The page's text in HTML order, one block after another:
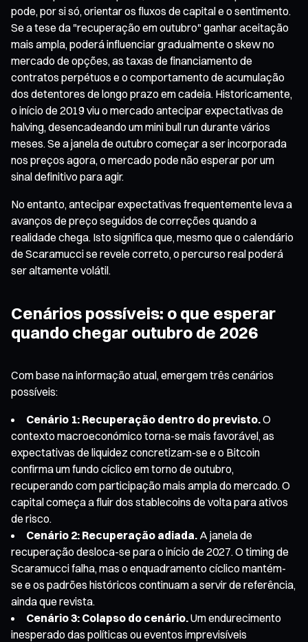
pode, por si só, orientar os fluxos de capital e o sentimento.
Se a tese da "recuperação em outubro" ganhar aceitação
mais ampla, poderá influenciar gradualmente o skew no
mercado de opções, as taxas de financiamento de
contratos perpétuos e o comportamento de acumulação
dos detentores de longo prazo em cadeia. Historicamente,
o início de 2019 viu o mercado antecipar expectativas de
halving, desencadeando um mini bull run durante vários
meses. Se a janela de outubro começar a ser incorporada
nos preços agora, o mercado pode não esperar por um
sinal definitivo para agir.
No entanto, antecipar expectativas frequentemente leva a
avanços de preço seguidos de correções quando a
realidade chega. Isto significa que, mesmo que o calendário
de Scaramucci se revele correto, o percurso real poderá
ser altamente volátil.
Cenários possíveis: o que esperar
quando chegar outubro de 2026
Com base na informação atual, emergem três cenários
possíveis:
Cenário 1: Recuperação dentro do previsto.O
contexto macroeconómico torna-se mais favorável, as
expectativas de liquidez concretizam-se e o Bitcoin
confirma um fundo cíclico em torno de outubro,
recuperando com participação mais ampla do mercado. O
capital começa a fluir dos stablecoins de volta para ativos
de risco.
Cenário 2: Recuperação adiada. A janela de
recuperação desloca-se para o início de 2027. O timing de
Scaramucci falha, mas o enquadramento cíclico mantém-
se e os padrões históricos continuam a servir de referência,
ainda que revista.
Cenário 3: Colapso do cenário.Um endurecimento
inesperado das políticas ou eventos imprevisíveis